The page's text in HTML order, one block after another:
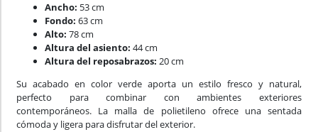
Ancho: 53 cm
Fondo: 63 cm
Alto: 78 cm
Altura del asiento: 44 cm
Altura del reposabrazos: 20 cm
Su acabado en color verde aporta un estilo fresco y natural,
perfecto para combinar con ambientes exteriores
contemporáneos. La malla de polietileno ofrece una sentada
cómoda y ligera para disfrutar del exterior.